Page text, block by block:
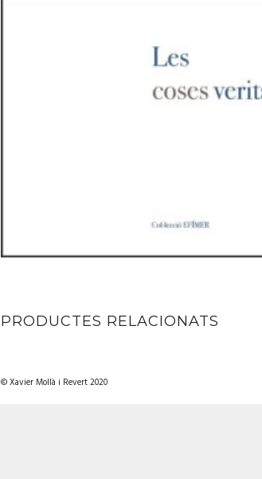
PRODUCTES RELACIONATS
© Xavier Mollà i Revert 2020